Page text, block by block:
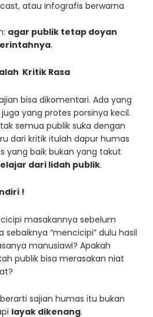
atau infografis berwarna
agar publik tetap doyan
.
Kritik Rasa
bisa dikomentari. Ada yang
yang protes porsinya kecil.
semua publik suka dengan
dari kritik itulah dapur humas
yang baik bukan yang takut
dari lidah publik.
!
masakannya sebelum
sebaiknya “mencicipi” dulu hasil
manusiawi? Apakah
publik bisa merasakan niat
sajian humas itu bukan
layak dikenang.